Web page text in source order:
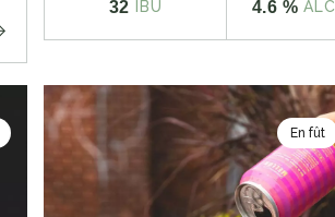
32 IBU 4.6 % ALC
En fût